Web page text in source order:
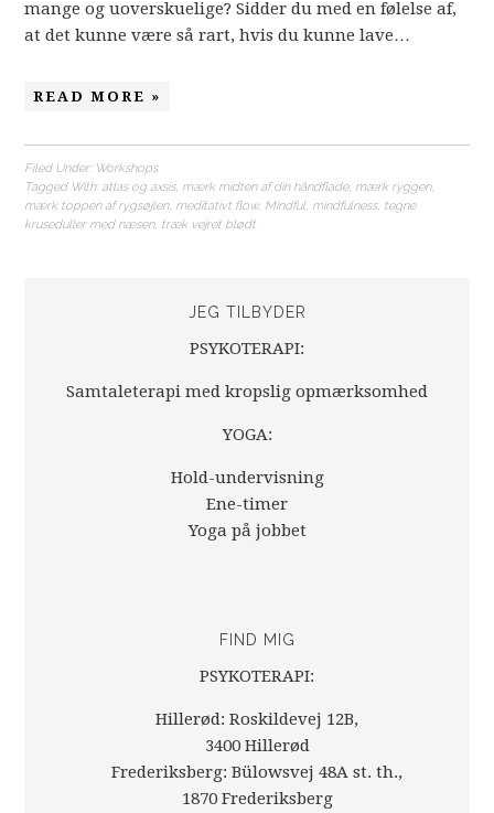
mange og uoverskuelige? Sidder du med en følelse af,
at det kunne være så rart, hvis du kunne lave…
READ MORE »
Filed Under: Workshops
Tagged With: atlas og axsis, mærk midten af din håndflade, mærk ryggen,
mærk toppen af rygsøjlen, meditativt flow, Mindful, mindfulness, tegne
kruseduller med næsen, træk vejret blødt
JEG TILBYDER
PSYKOTERAPI:
Samtaleterapi med kropslig opmærksomhed
YOGA:
Hold-undervisning
Ene-timer
Yoga på jobbet
FIND MIG
PSYKOTERAPI:
Hillerød: Roskildevej 12B,
3400 Hillerød
Frederiksberg: Bülowsvej 48A st. th.,
1870 Frederiksberg